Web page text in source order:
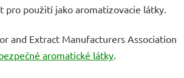
pro použití jako aromatizovacie látky.
and Extract Manufacturers Association
aromatické látky.